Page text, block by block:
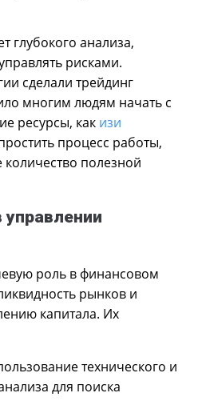
глубокого анализа,
рисками.
сделали трейдинг
многим людям начать с
ресурсы, как изи
процесс работы,
полезной
управлении
роль в финансовом
рынков и
капитала. Их
технического и
для поиска